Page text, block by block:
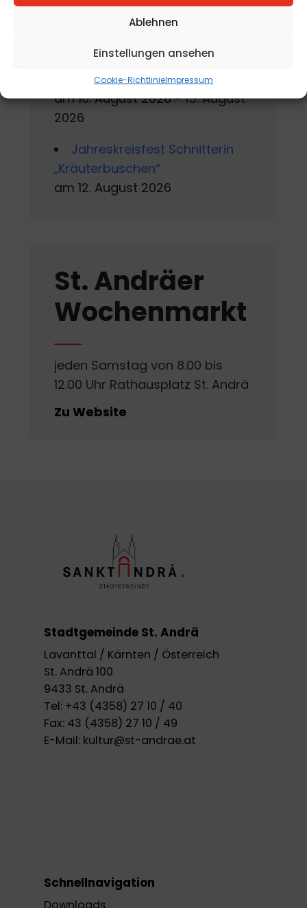
Ablehnen
Einstellungen ansehen
Cookie-RichtlinieImpressum
2026
Kärntner Kindermalschule in St.
am 10. August 2026 - 15. August
2026
Jahreskreisfest Schnitterin
„Kräuterbuschen“
am 12. August 2026
St. Andräer
Wochenmarkt
jeden Samstag von 8.00 bis
12.00 Uhr Rathausplatz St. Andrä
Zu Website
Stadtgemeinde St. Andrä
Lavanttal / Kärnten / Österreich
St. Andrä 100
9433 St. Andrä
Tel: +43 (4358) 27 10 / 40
Fax: 43 (4358) 27 10 / 49
E-Mail: kultur@st-andrae.at
Schnellnavigation